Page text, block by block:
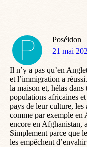
Poséidon
dit
21 mai
Il n’y a pas qu’en
et l’immigration a
la maison et, hélas
populations africaines
pays de leur culture, les
comme par exemple en
encore en Afghanistan,
Simplement parce que
les empêchent